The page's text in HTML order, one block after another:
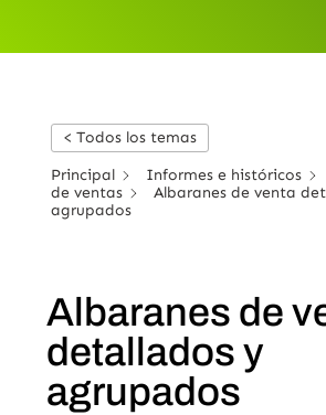
< Todos los temas
Principal Informes e históricos
de ventas
Albaranes de venta
agrupados
Albaranes de
detallados y
agrupados